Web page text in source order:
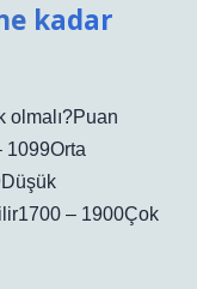
kadar
olmalı?Puan
1099Orta
– 1900Çok